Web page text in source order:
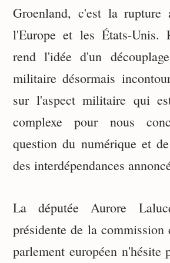
Groenland, c'est la rupture
l'Europe et les États-Unis.
rend l'idée d'un
militaire désormais
sur l'aspect militaire qui
complexe pour nous
question du numérique et
des interdépendances
La députée Aurore
présidente de la commission
parlement européen n'hésite